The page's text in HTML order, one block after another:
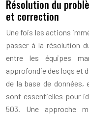
Résolution du
et correction
Une fois les actions
passer à la résolution
entre les équipes
approfondie des logs et
de la base de données,
sont essentielles pour
503. Une approche